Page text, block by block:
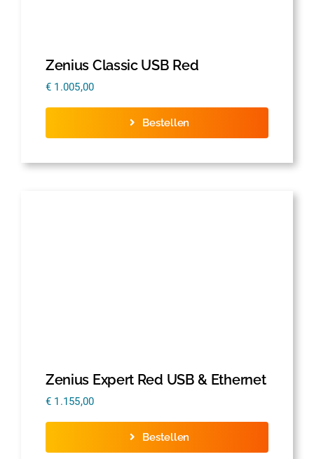
Zenius Classic USB Red
€ 1.005,00
Bestellen
Zenius Expert Red USB & Ethernet
€ 1.155,00
Bestellen